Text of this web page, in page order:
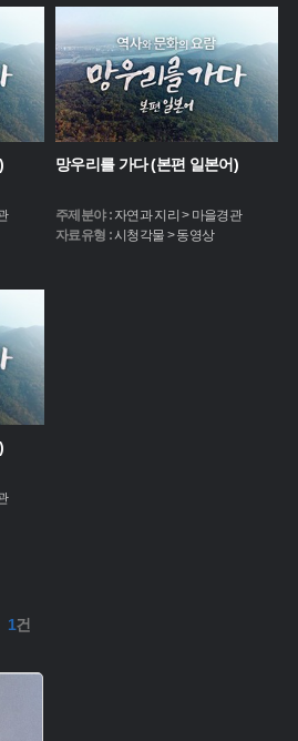
망우리를 가다 (본편 일본어)
주제분야 :자연과 지리 > 마을경관
자료유형 :시청각물 > 동영상
1건